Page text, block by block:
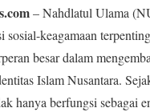
– Nahdlatul Ulama
sosial-keagamaan
besar dalam
Islam Nusantara.
hanya berfungsi sebagai